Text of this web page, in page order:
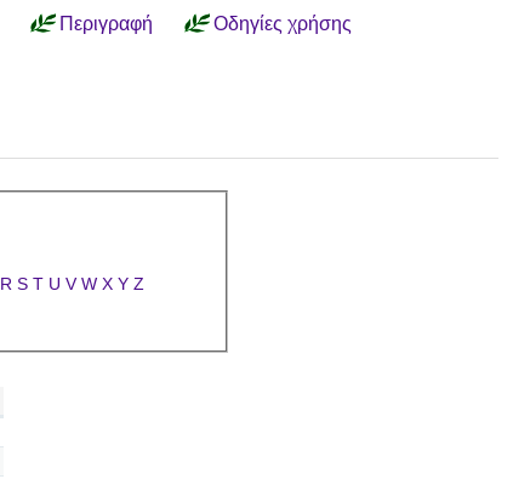
Περιγραφή Οδηγίες χρήσης
R S T U V W X Y Z